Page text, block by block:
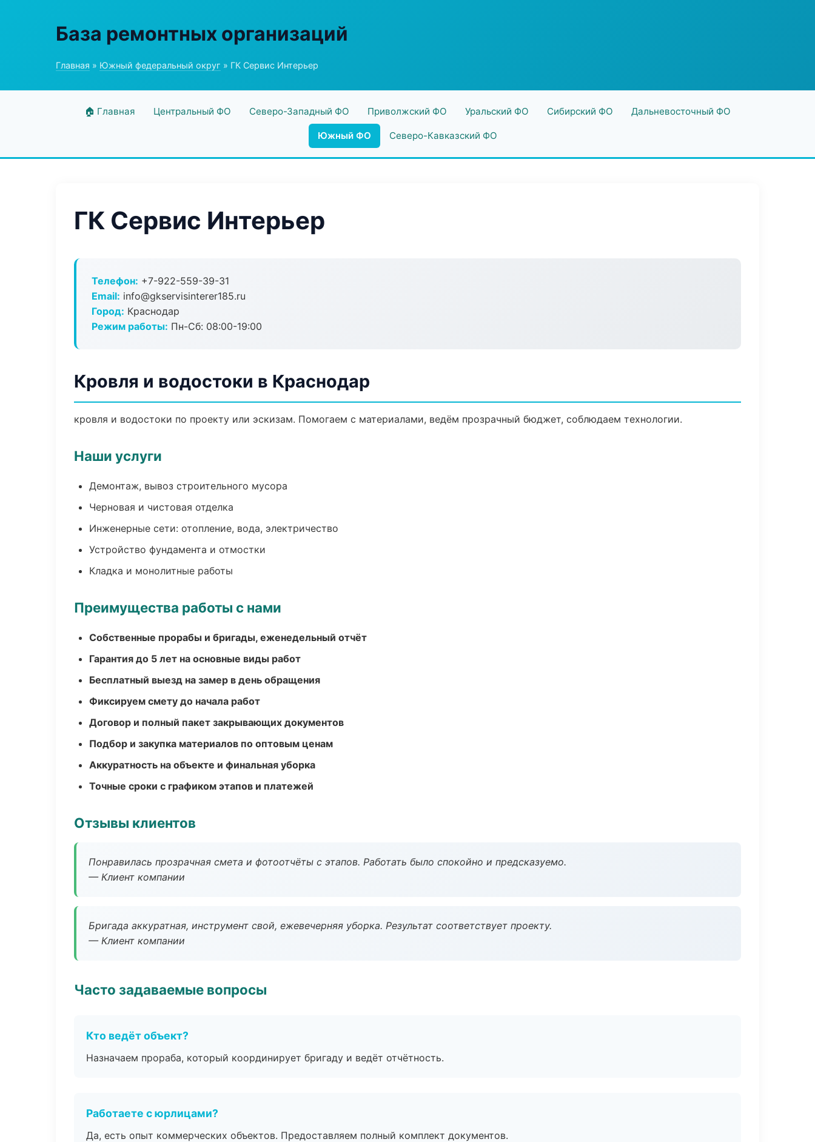
База ремонтных организаций
Главная » Южный федеральный округ » ГК Сервис Интерьер
🏠 Главная Центральный ФО Северо-Западный ФО Приволжский ФО Уральский ФО Сибирский ФО Дальневосточный ФО
Южный ФО Северо-Кавказский ФО
ГК Сервис Интерьер
Телефон: +7-922-559-39-31
Email: info@gkservisinterer185.ru
Город: Краснодар
Режим работы: Пн-Сб: 08:00-19:00
Кровля и водостоки в Краснодар
кровля и водостоки по проекту или эскизам. Помогаем с материалами, ведём прозрачный бюджет, соблюдаем технологии.
Наши услуги
Демонтаж, вывоз строительного мусора
Черновая и чистовая отделка
Инженерные сети: отопление, вода, электричество
Устройство фундамента и отмостки
Кладка и монолитные работы
Преимущества работы с нами
Собственные прорабы и бригады, еженедельный отчёт
Гарантия до 5 лет на основные виды работ
Бесплатный выезд на замер в день обращения
Фиксируем смету до начала работ
Договор и полный пакет закрывающих документов
Подбор и закупка материалов по оптовым ценам
Аккуратность на объекте и финальная уборка
Точные сроки с графиком этапов и платежей
Отзывы клиентов
Понравилась прозрачная смета и фотоотчёты с этапов. Работать было спокойно и предсказуемо.
— Клиент компании
Бригада аккуратная, инструмент свой, ежевечерняя уборка. Результат соответствует проекту.
— Клиент компании
Часто задаваемые вопросы
Кто ведёт объект?
Назначаем прораба, который координирует бригаду и ведёт отчётность.
Работаете с юрлицами?
Да, есть опыт коммерческих объектов. Предоставляем полный комплект документов.